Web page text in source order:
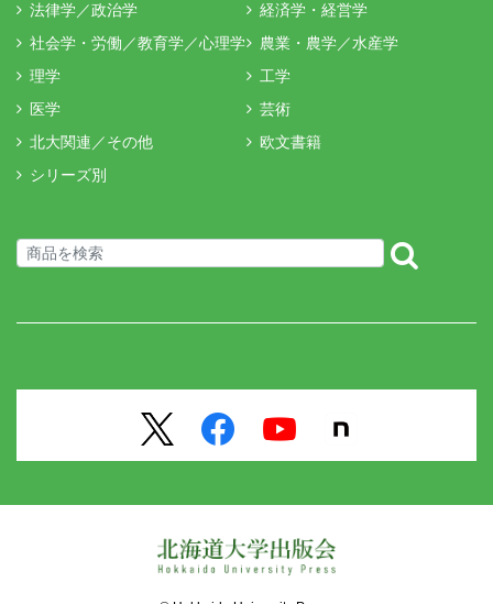
法律学／政治学
経済学・経営学
社会学・労働／教育学／心理学
農業・農学／水産学
理学
工学
医学
芸術
北大関連／その他
欧文書籍
シリーズ別